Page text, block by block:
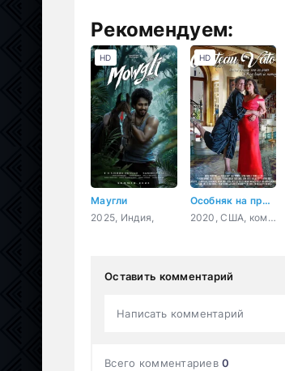
Рекомендуем:
Маугли
2025, Индия,
HD
Особняк на прокат
2020, США, комедия
HD
Оставить комментарий
Написать комментарий
Всего комментариев0